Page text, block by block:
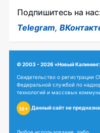
Подпишитесь на
Telegram,
© 2003 - 2026 «Новый
Свидетельство о
Федеральной службой по
технологий и массовых
18+ Данный сайт не